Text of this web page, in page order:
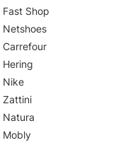
Shop
Netshoes
Carrefour
Hering
Nike
Zattini
Natura
Mobly